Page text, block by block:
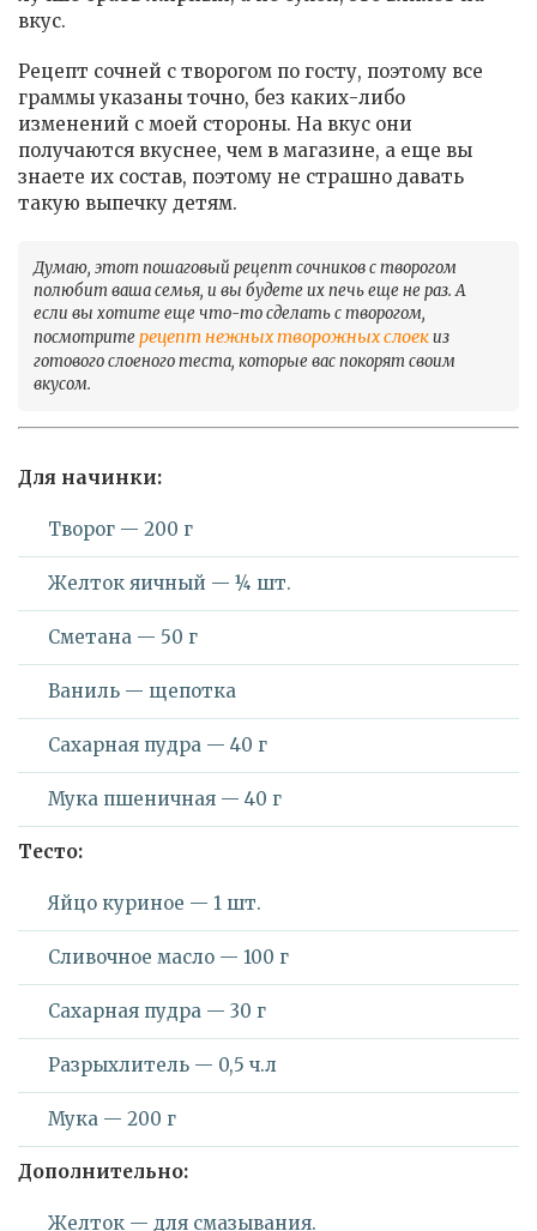
вкус.
Рецепт сочней с творогом по госту, поэтому все
граммы указаны точно, без каких-либо
изменений с моей стороны. На вкус они
получаются вкуснее, чем в магазине, а еще вы
знаете их состав, поэтому не страшно давать
такую выпечку детям.
Думаю, этот пошаговый рецепт сочников с творогом
полюбит ваша семья, и вы будете их печь еще не раз. А
если вы хотите еще что-то сделать с творогом,
посмотрите рецепт нежных творожных слоекиз
готового слоеного теста, которые вас покорят своим
вкусом.
Для начинки:
Творог — 200 г
Желток яичный — ¼ шт.
Сметана — 50 г
Ваниль — щепотка
Сахарная пудра — 40 г
Мука пшеничная — 40 г
Тесто:
Яйцо куриное — 1 шт.
Сливочное масло — 100 г
Сахарная пудра — 30 г
Разрыхлитель — 0,5 ч.л
Мука — 200 г
Дополнительно:
Желток — для смазывания.